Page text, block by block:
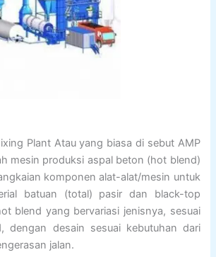
Plant Atau yang biasa di sebut AMP
mesin produksi aspal beton (hot blend)
komponen alat-alat/mesin untuk
batuan (total) pasir dan black-top
blend yang bervariasi jenisnya, sesuai
dengan desain sesuai kebutuhan dari
jalan.